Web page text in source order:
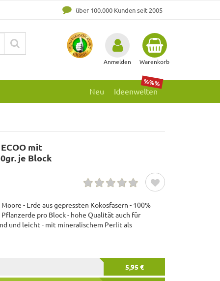
über 100.000 Kunden seit 2005
Anmelden Warenkorb
Ideenwelten
%%%
Neu
mit
je Block
- Erde aus gepressten Kokosfasern - 100%
pro Block - hohe Qualität auch für
und leicht - mit mineralischem Perlit als
5,95 €